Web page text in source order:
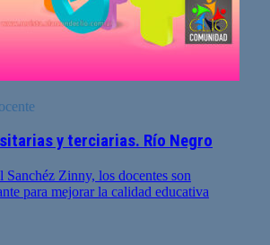
y terciarias. Río Negro